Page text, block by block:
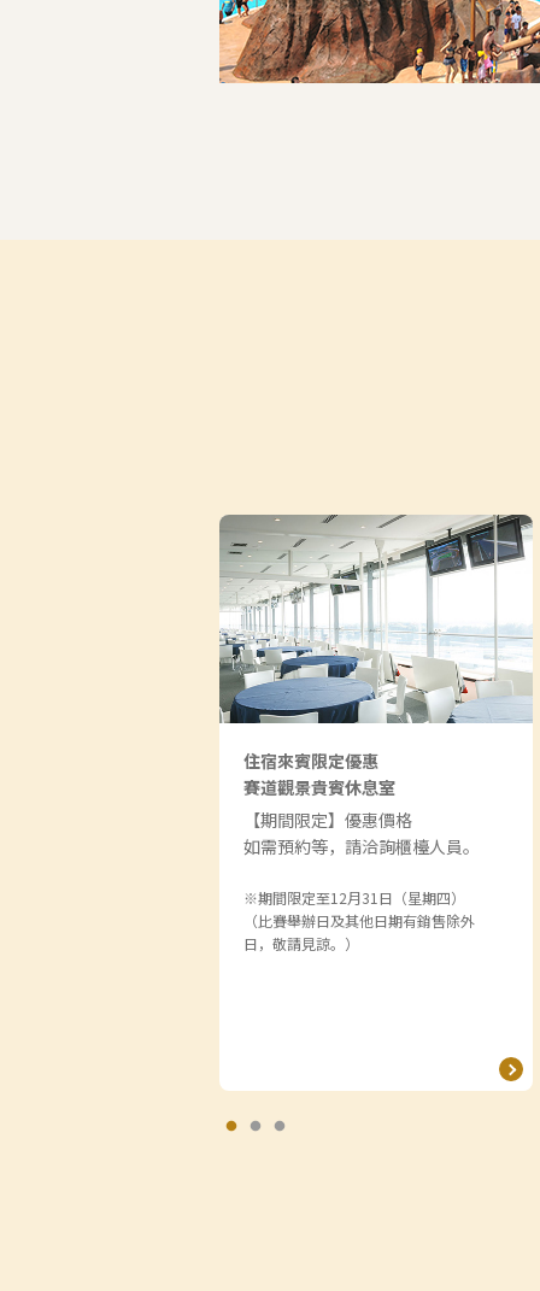
住宿來賓限定優惠
賽道觀景貴賓休息室
【期間限定】優惠價格
如需預約等，請洽詢櫃檯人員。
※期間限定至12月31日（星期四）
（比賽舉辦日及其他日期有銷售除外
日，敬請見諒。）